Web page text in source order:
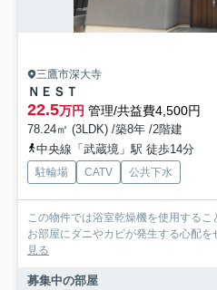
三鷹市深大寺
ＮＥＳＴ
22.5万円 管理/共益費4,500円
78.24㎡ (3LDK) /築8年 /2階建
中央線「武蔵境」駅 徒歩14分
駐輪場 CATV 公共下水
この物件では浴室乾燥機を使用する
お部屋にダニやカビが発生する心配
見る
募集中の部屋